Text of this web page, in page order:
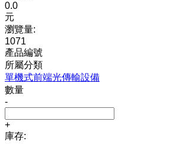
0.0
元
瀏覽量:
1071
產品編號
所屬分類
單機式前端光傳輸設備
數量
-
+
庫存: